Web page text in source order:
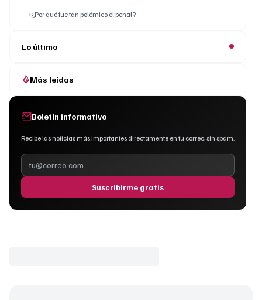
¿Por qué fue tan polémico el penal?
Lo último
Más leídas
Boletín informativo
Recibe las noticias más importantes directamente en tu correo, sin spam.
Suscribirme gratis